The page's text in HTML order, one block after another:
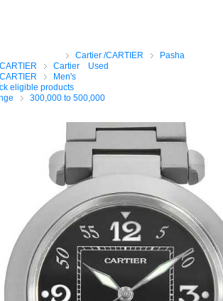
Cartier /CARTIER
Pasha
Cartier Used
Men's
eligible products
300,000 to 500,000